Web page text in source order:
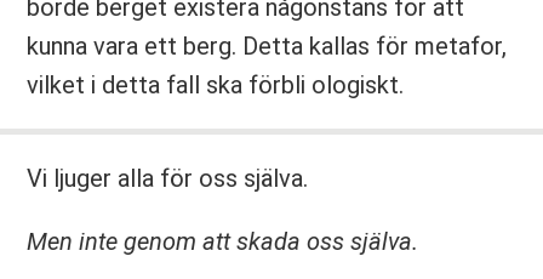
borde berget existera någonstans för att
kunna vara ett berg. Detta kallas för metafor,
vilket i detta fall ska förbli ologiskt.
Vi ljuger alla för oss själva.
Men inte genom att skada oss själva.